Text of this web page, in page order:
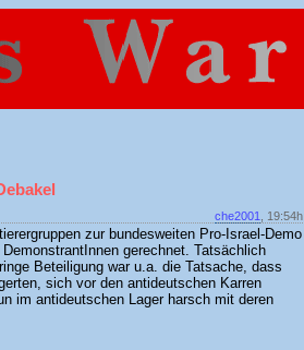
che2001 , 19:54h
zur bundesweiten Pro-Israel-Demo
gerechnet. Tatsächlich
Beteiligung war u.a. die Tatsache, dass
sich vor den antideutschen Karren
im antideutschen Lager harsch mit deren